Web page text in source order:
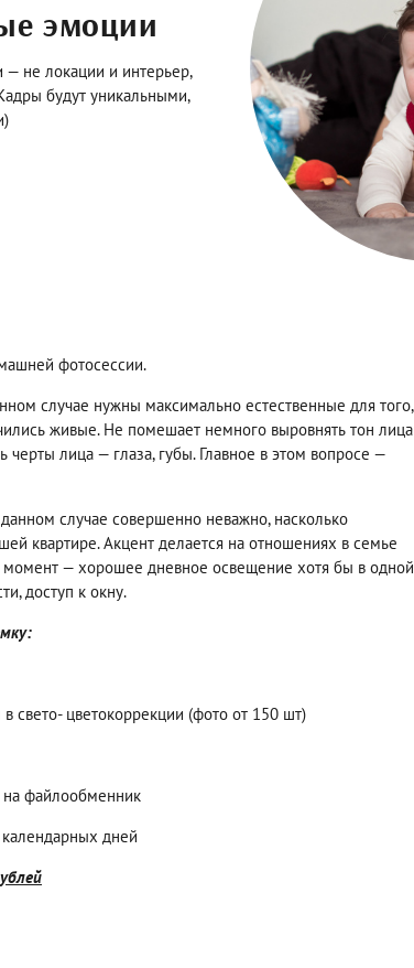
эмоции
не локации и интерьер,
будут уникальными,
фотосессии.
случае нужны максимально естественные для того,
живые. Не помешает немного выровнять тон лица
черты лица — глаза, губы. Главное в этом вопросе —
случае совершенно неважно, насколько
квартире. Акцент делается на отношениях в семье
момент — хорошее дневное освещение хотя бы в одной
доступ к окну.
свето- цветокоррекции (фото от 150 шт)
на файлообменник
дней